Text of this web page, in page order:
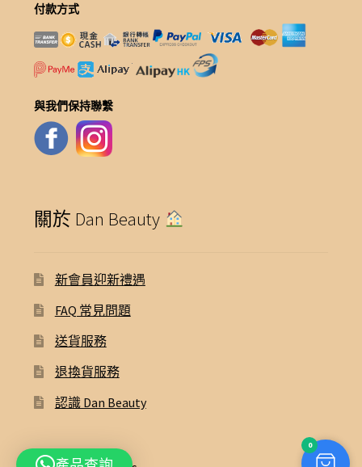
付款方式
與我們保持聯繫
關於 Dan Beauty
新會員迎新禮遇
FAQ 常見問題
送貨服務
退換貨服務
認識 Dan Beauty
0